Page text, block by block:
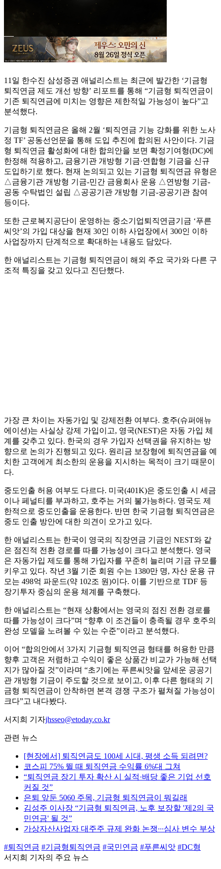
11일 한수진 삼성증권 애널리스트는 최근에 발간한 ‘기금형
퇴직연금 제도 개선 방향’ 리포트를 통해 “기금형 퇴직연금이
기존 퇴직연금에 미치는 영향은 제한적일 가능성이 높다”고
분석했다.
기금형 퇴직연금은 올해 2월 ‘퇴직연금 기능 강화를 위한 노사
정 TF’ 공동선언문을 통해 도입 추진에 합의된 사안이다. 기금
형 퇴직연금 활성화에 대한 합의안을 보면 확정기여형(DC)에
한정해 적용하고, 금융기관 개방형 기금·연합형 기금을 신규
도입하기로 했다. 현재 논의되고 있는 기금형 퇴직연금 유형은
△금융기관 개방형 기금-민간 금융회사 운용 △연방형 기금-
공동 수탁법인 설립 △공공기관 개방형 기금-공공기관 참여
등이다.
또한 근로복지공단이 운영하는 중소기업퇴직연금기금 ‘푸른
씨앗’의 가입 대상을 현재 30인 이하 사업장에서 300인 이하
사업장까지 단계적으로 확대하는 내용도 담았다.
한 애널리스트는 기금형 퇴직연금이 해외 주요 국가와 다른 구
조적 특징을 갖고 있다고 진단했다.
가장 큰 차이는 자동가입 및 강제전환 여부다. 호주(슈퍼애뉴
에이션)는 사실상 강제 가입이고, 영국(NEST)은 자동 가입 체
계를 갖추고 있다. 한국의 경우 가입자 선택권을 유지하는 방
향으로 논의가 진행되고 있다. 원리금 보장형에 퇴직연금을 예
치한 고객에게 최소한의 운용을 지시하는 목적이 크기 때문이
다.
중도인출 허용 여부도 다르다. 미국(401K)은 중도인출 시 세금
이나 페널티를 부과하고, 호주는 거의 불가능하다. 영국도 제
한적으로 중도인출을 운용한다. 반면 한국 기금형 퇴직연금은
중도 인출 방안에 대한 의견이 오가고 있다.
한 애널리스트는 한국이 영국의 직장연금 기금인 NEST와 같
은 점진적 전환 경로를 따를 가능성이 크다고 분석했다. 영국
은 자동가입 제도를 통해 가입자를 꾸준히 늘리며 기금 규모를
키우고 있다. 작년 3월 기준 회원 수는 1380만 명, 자산 운용 규
모는 498억 파운드(약 102조 원)이다. 이를 기반으로 TDF 등
장기투자 중심의 운용 체계를 구축했다.
한 애널리스트는 “현재 상황에서는 영국의 점진 전환 경로를
따를 가능성이 크다”며 “향후 이 조건들이 충족될 경우 호주의
완성 모델을 노려볼 수 있는 수준”이라고 분석했다.
이어 “합의안에서 3가지 기금형 퇴직연금 형태를 허용한 만큼
향후 고객은 저렴하고 수익이 좋은 상품간 비교가 가능해 선택
지가 많아질 것”이라며 “초기에는 푸른씨앗을 앞세운 공공기
관 개방형 기금이 주도할 것으로 보이고, 이후 다른 형태의 기
금형 퇴직연금이 안착하면 본격 경쟁 구조가 펼쳐질 가능성이
크다”고 내다봤다.
서지희 기자jhsseo@etoday.co.kr
관련 뉴스
[현장에서] 퇴직연금도 100세 시대, 평생 소득 되려면?
코스피 75% 뛸 때 퇴직연금 수익률 6%대 그쳐
“퇴직연금 장기 투자 확산 시 실적·배당 좋은 기업 선호
커질 것”
은퇴 앞둔 5060 주목, 기금형 퇴직연금이 뭐길래
김성주 이사장 “기금형 퇴직연금, 노후 보장할 '제2의 국
민연금' 될 것”
가상자산사업자 대주주 규제 완화 논쟁∙∙∙심사 변수 부상
#퇴직연금 #기금형퇴직연금 #국민연금 #푸른씨앗 #DC형
서지희 기자의 주요 뉴스